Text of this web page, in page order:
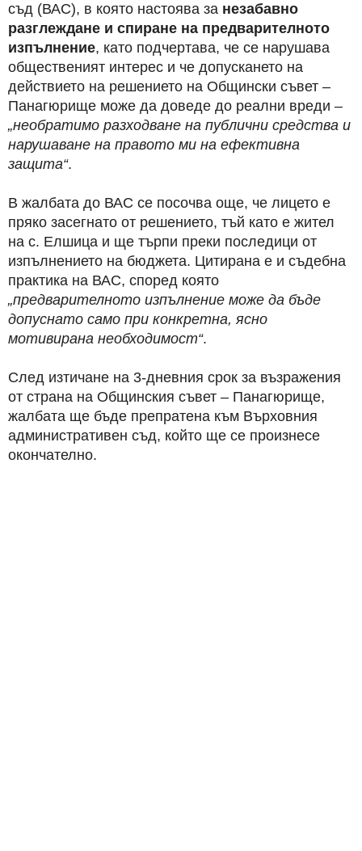
съд (ВАС), в която настоява за незабавно
разглеждане и спиране на предварителното
изпълнение, като подчертава, че се нарушава
общественият интерес и че допускането на
действието на решението на Общински съвет –
Панагюрище може да доведе до реални вреди –
„необратимо разходване на публични средства и
нарушаване на правото ми на ефективна
защита“.
В жалбата до ВАС се посочва още, че лицето е
пряко засегнато от решението, тъй като е жител
на с. Елшица и ще търпи преки последици от
изпълнението на бюджета. Цитирана е и съдебна
практика на ВАС, според която
„предварителното изпълнение може да бъде
допуснато само при конкретна, ясно
мотивирана необходимост“.
След изтичане на 3-дневния срок за възражения
от страна на Общинския съвет – Панагюрище,
жалбата ще бъде препратена към Върховния
административен съд, който ще се произнесе
окончателно.